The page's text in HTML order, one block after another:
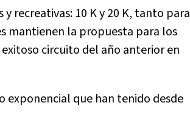
recreativas: 10 K y 20 K, tanto para
mantienen la propuesta para los
circuito del año anterior en
exponencial que han tenido desde